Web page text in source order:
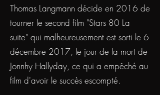
Thomas Langmann décide en 2016 de
tourner le second film "Stars 80 La
suite" qui malheureusement est sorti le 6
décembre 2017, le jour de la mort de
Jonnhy Hallyday, ce qui a empêché au
film d'avoir le succès escompté.